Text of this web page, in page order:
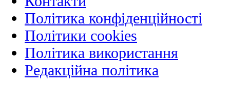
Політика конфіденційності
Політики cookies
Політика використання
Редакційна політика